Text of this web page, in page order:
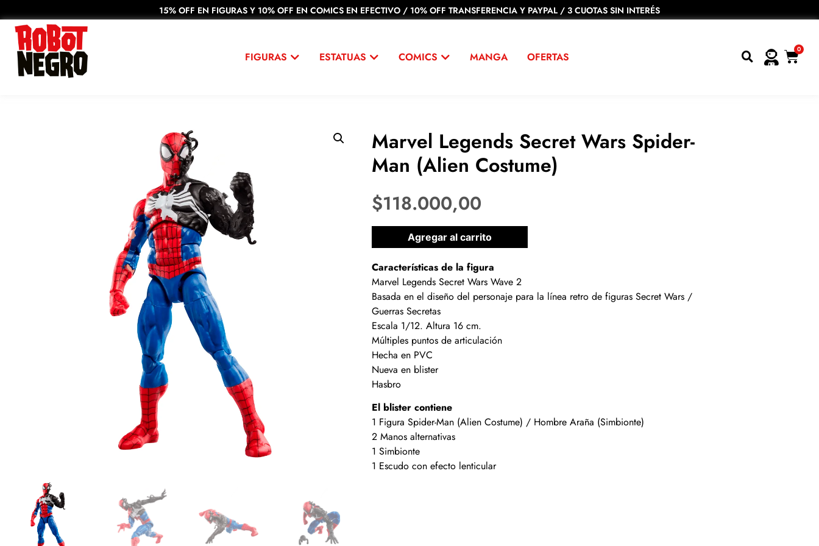
15% OFF EN FIGURAS Y 10% OFF EN COMICS EN EFECTIVO / 10% OFF TRANSFERENCIA Y PAYPAL / 3 CUOTAS SIN INTERÉS
FIGURAS ESTATUAS COMICS MANGA OFERTAS
0
Marvel Legends Secret Wars Spider-
Man (Alien Costume)
$118.000,00
1 disponibles
Agregar al carrito
Características de la figura
Marvel Legends Secret Wars Wave 2
Basada en el diseño del personaje para la línea retro de figuras Secret Wars /
Guerras Secretas
Escala 1/12. Altura 16 cm.
Múltiples puntos de articulación
Hecha en PVC
Nueva en blister
Hasbro
El blister contiene
1 Figura Spider-Man (Alien Costume) / Hombre Araña (Simbionte)
2 Manos alternativas
1 Simbionte
1 Escudo con efecto lenticular